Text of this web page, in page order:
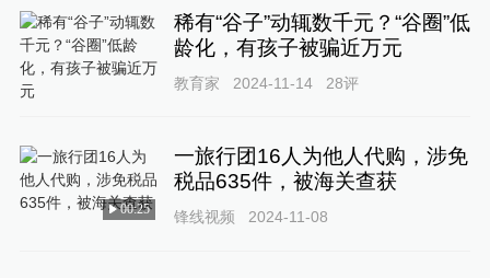
稀有“谷子”动辄数千元？“谷圈”低
龄化，有孩子被骗近万元
教育家 2024-11-14 28评
00:25
一旅行团16人为他人代购，涉免
税品635件，被海关查获
锋线视频 2024-11-08